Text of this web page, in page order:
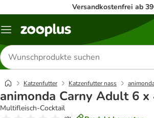
Versandkostenfrei ab
Menü
Produkte
suchen
Katzenfutter Katzenfutter nass
animonda Carny Adult 6 x
Multifleisch-Cocktail